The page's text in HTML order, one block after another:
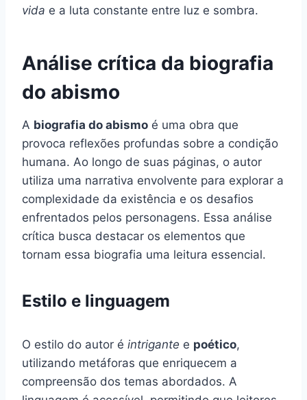
vida e a luta constante entre luz e sombra.
Análise crítica da biografia
do abismo
A biografia do abismo é uma obra que
provoca reflexões profundas sobre a condição
humana. Ao longo de suas páginas, o autor
utiliza uma narrativa envolvente para explorar a
complexidade da existência e os desafios
enfrentados pelos personagens. Essa análise
crítica busca destacar os elementos que
tornam essa biografia uma leitura essencial.
Estilo e linguagem
O estilo do autor é intrigante e poético,
utilizando metáforas que enriquecem a
compreensão dos temas abordados. A